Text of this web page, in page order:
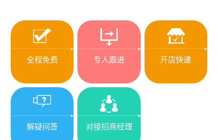
全程免费 专人跟进 开店快速
解疑问答 对接招商经理